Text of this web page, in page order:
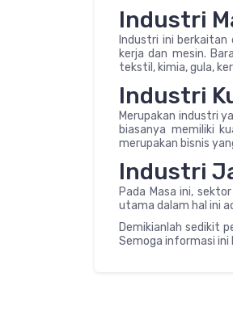
Industri
Industri ini
kerja dan mesin.
tekstil, kimia, gula,
Industri
Merupakan industri
biasanya memiliki
merupakan bisnis
Industri
Pada Masa ini,
utama dalam hal ini
Demikianlah sedikit
Semoga informasi ini